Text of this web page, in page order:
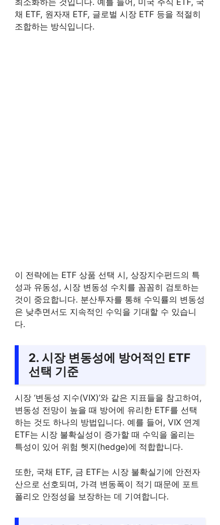
채 ETF, 원자재 ETF, 글로벌 시장 ETF 등을 적절히
조합하는 방식입니다.
이 전략에는 ETF 상품 선택 시, 상장지수펀드의 특
성과 유동성, 시장 변동성 수치를 꼼꼼히 검토하는
것이 중요합니다. 분산투자를 통해 수익률의 변동성
은 낮추면서도 지속적인 수익을 기대할 수 있습니
다.
2. 시장 변동성에 방어적인 ETF
선택 기준
시장 ‘변동성 지수(VIX)’와 같은 지표들을 참고하여,
변동성 전망이 높을 때 방어에 유리한 ETF를 선택
하는 것도 하나의 방법입니다. 예를 들어, VIX 연계
ETF는 시장 불확실성이 증가할 때 수익을 올리는
특성이 있어 위험 헷지(hedge)에 적합합니다.
또한, 국채 ETF, 금 ETF는 시장 불확실기에 안전자
산으로 선호되며, 가격 변동폭이 적기 때문에 포트
폴리오 안정성을 보장하는 데 기여합니다.